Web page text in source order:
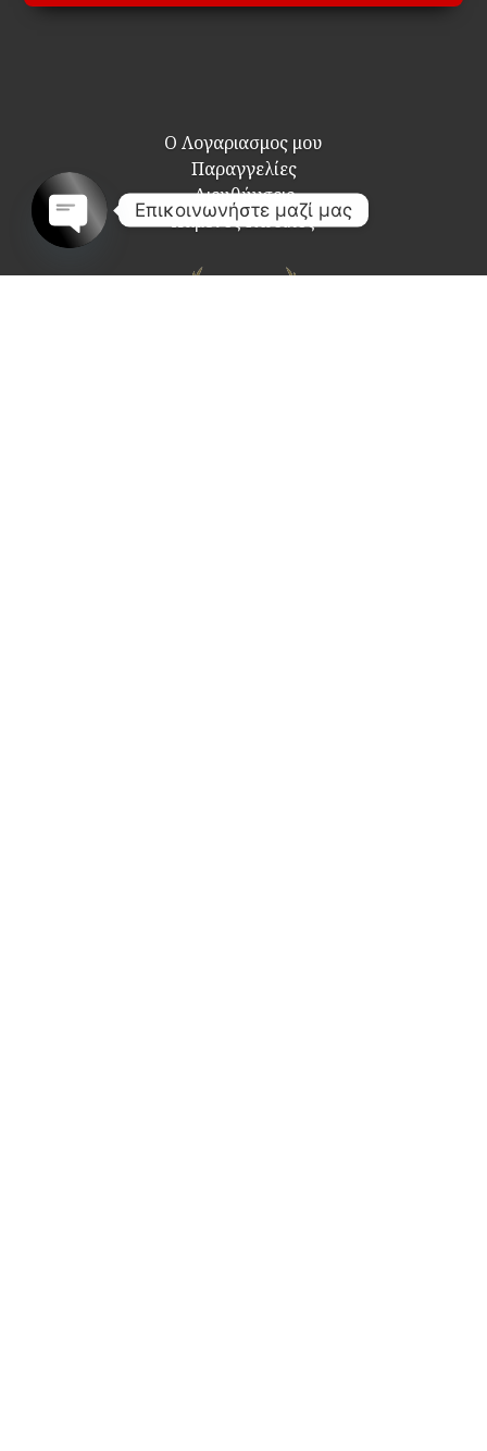
Ο Λογαριασμος μου
Παραγγελίες
Διευθύνσεις
Χαμένος Κωδικός
Επικοινωνήστε μαζί μας
chaty